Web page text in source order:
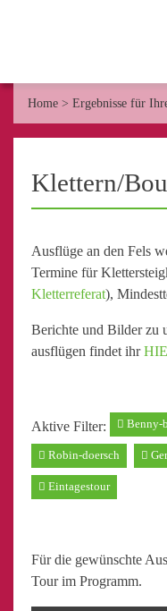
Home > Ergebnisse für
Klettern/
Ausflüge an den Fels
Termine für
Kletterreferat),
Berichte und Bilder zu
ausflügen findet ihr
Aktive Filter: Benny-
Robin-doersch
Eintagestour
Für die gewünschte
Tour im Programm.